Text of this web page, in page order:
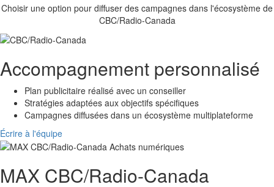
Choisir une option pour diffuser des campagnes dans l'écosystème de
CBC/Radio-Canada
Accompagnement personnalisé
Plan publicitaire réalisé avec un conseiller
Stratégies adaptées aux objectifs spécifiques
Campagnes diffusées dans un écosystème multiplateforme
Écrire à l'équipe
MAX CBC/Radio-Canada